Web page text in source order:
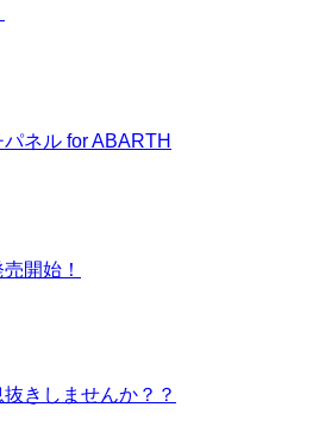
ネル for ABARTH
開始！
きしませんか？？